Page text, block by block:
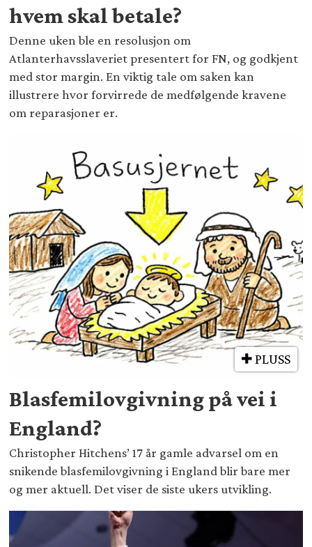
hvem skal betale?
Denne uken ble en resolusjon om
Atlanterhavsslaveriet presentert for FN, og godkjent
med stor margin. En viktig tale om saken kan
illustrere hvor forvirrede de medfølgende kravene
om reparasjoner er.
PLUSS
Blasfemilovgivning på vei i
England?
Christopher Hitchens’ 17 år gamle advarsel om en
snikende blasfemilovgivning i England blir bare mer
og mer aktuell. Det viser de siste ukers utvikling.